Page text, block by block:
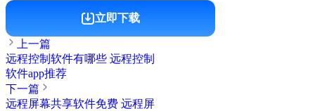
立即下载
上一篇
远程控制软件有哪些 远程控制
软件app推荐
下一篇
远程屏幕共享软件免费 远程屏